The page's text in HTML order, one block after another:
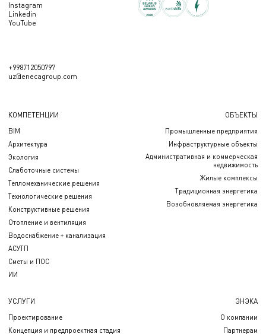
Instagram
Linkedin
YouTube
+998712050797
uz@enecagroup.com
КОМПЕТЕНЦИИ
BIM
Архитектура
Экология
Слаботочные системы
Тепломеханические решения
Технологические решения
Конструктивные решения
Отопление и вентиляция
Водоснабжение + канализация
АСУТП
Сметы и ПОС
ИИ
ОБЪЕКТЫ
Промышленные предприятия
Инфраструктурные объекты
Административная и коммерческая
недвижимость
Жилые комплексы
Традиционная энергетика
Возобновляемая энергетика
УСЛУГИ
Проектирование
Концепция и предпроектная стадия
ЭНЭКА
О компании
Партнерам